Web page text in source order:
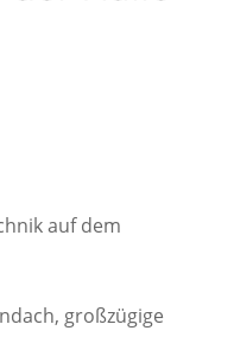
auf dem
großzügige